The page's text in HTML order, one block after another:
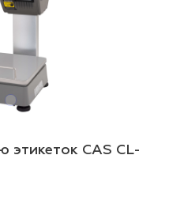
этикеток CAS CL-